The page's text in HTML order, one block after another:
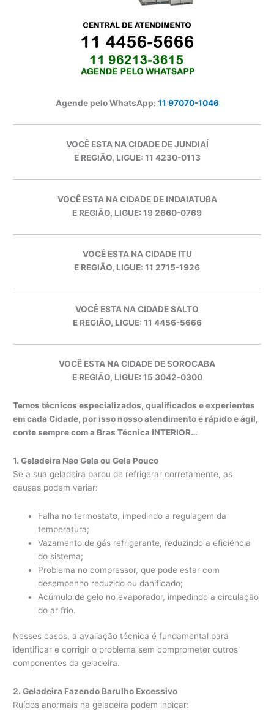
Agende pelo WhatsApp: 11 97070-1046
VOCÊ ESTA NA CIDADE DE JUNDIAÍ
E REGIÃO, LIGUE: 11 4230-0113
VOCÊ ESTA NA CIDADE DE INDAIATUBA
E REGIÃO, LIGUE: 19 2660-0769
VOCÊ ESTA NA CIDADE ITU
E REGIÃO, LIGUE: 11 2715-1926
VOCÊ ESTA NA CIDADE SALTO
E REGIÃO, LIGUE: 11 4456-5666
VOCÊ ESTA NA CIDADE DE SOROCABA
E REGIÃO, LIGUE: 15 3042-0300
Temos técnicos especializados, qualificados e experientes
em cada Cidade, por isso nosso atendimento é rápido e ágil,
conte sempre com a Bras Técnica INTERIOR…
1. Geladeira Não Gela ou Gela Pouco
Se a sua geladeira parou de refrigerar corretamente, as
causas podem variar:
Falha no termostato, impedindo a regulagem da
temperatura;
Vazamento de gás refrigerante, reduzindo a eficiência
do sistema;
Problema no compressor, que pode estar com
desempenho reduzido ou danificado;
Acúmulo de gelo no evaporador, impedindo a circulação
do ar frio.
Nesses casos, a avaliação técnica é fundamental para
identificar e corrigir o problema sem comprometer outros
componentes da geladeira.
2. Geladeira Fazendo Barulho Excessivo
Ruídos anormais na geladeira podem indicar: